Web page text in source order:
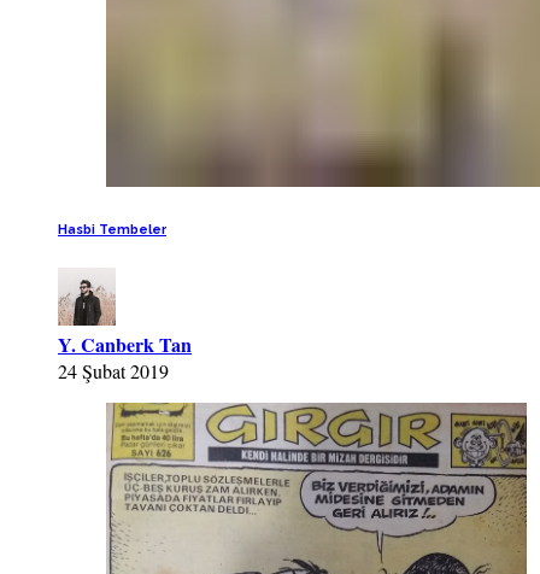
Hasbi Tembeler
Y. Canberk Tan
24 Şubat 2019